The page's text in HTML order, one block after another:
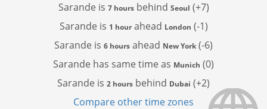
Sarande is 7 hoursbehind Seoul (+7)
Sarande is 1 hourahead London (-1)
Sarande is 6 hours ahead New York (-6)
Sarande has same time as Munich (0)
Sarande is 2 hours behind Dubai (+2)
Compare other time zones